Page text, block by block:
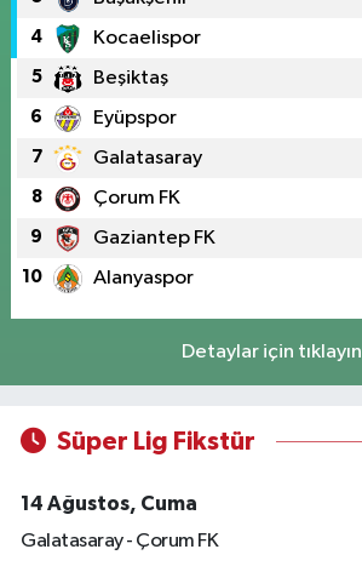
4 Kocaelispor
5 Beşiktaş
6 Eyüpspor
7 Galatasaray
8 Çorum FK
9 Gaziantep FK
10 Alanyaspor
Detaylar için tıklayın
Süper Lig Fikstür
14 Ağustos, Cuma
Galatasaray - Çorum FK